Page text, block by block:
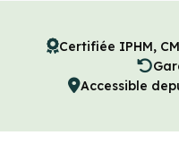
Certifiée IPHM,
Accessible